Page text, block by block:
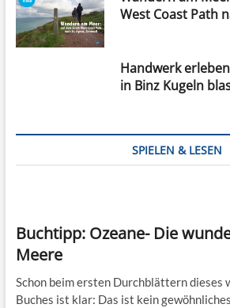
West Coast Path
Handwerk
in Binz Kugeln
SPIELEN & LESEN
Buchtipp: Ozeane- Die
Meere
Schon beim ersten Durchblättern dieses
Buches ist klar: Das ist kein